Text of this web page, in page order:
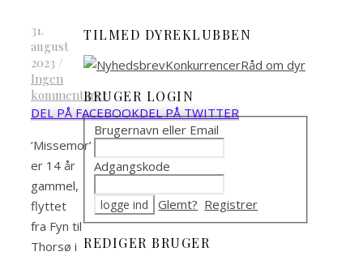
31.
august
2023 /
Ingen
kommentarer
DEL PÅ FACEBOOKDEL PÅ TWITTER
‘Missemor’
er 14 år
gammel,
flyttet
fra Fyn til
Thorsø i
TILMED DYREKLUBBEN
BRUGER LOGIN
Brugernavn eller Email
Adgangskode
Glemt? Registrer
REDIGER BRUGER